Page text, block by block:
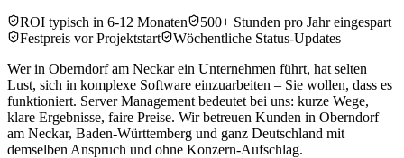
ROI typisch in 6-12 Monaten
500+ Stunden pro Jahr eingespart
Festpreis vor Projektstart
Wöchentliche Status-Updates
Wer in Oberndorf am Neckar ein Unternehmen führt, hat selten
Lust, sich in komplexe Software einzuarbeiten – Sie wollen, dass es
funktioniert. Server Management bedeutet bei uns: kurze Wege,
klare Ergebnisse, faire Preise. Wir betreuen Kunden in Oberndorf
am Neckar, Baden-Württemberg und ganz Deutschland mit
demselben Anspruch und ohne Konzern-Aufschlag.